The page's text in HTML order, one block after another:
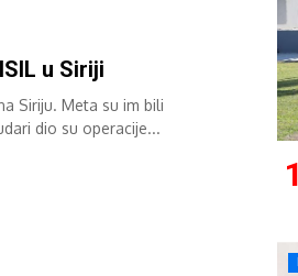
u Siriji
Siriju. Meta su im bili
dio su operacije...